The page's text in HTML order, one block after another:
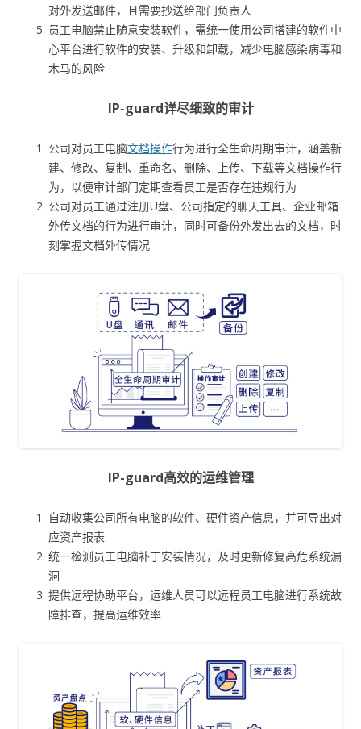
对外发送邮件，且需要抄送给部门负责人
员工电脑禁止随意安装软件，需统一使用公司搭建的软件中
心平台进行软件的安装、升级和卸载，减少电脑感染病毒和
木马的风险
IP-guard详尽细致的审计
公司对员工电脑文档操作行为进行全生命周期审计，涵盖新
建、修改、复制、重命名、删除、上传、下载等文档操作行
为，以便审计部门定期查看员工是否存在违规行为
公司对员工通过注册U盘、公司指定的聊天工具、企业邮箱
外传文档的行为进行审计，同时可备份外发出去的文档，时
刻掌握文档外传情况
IP-guard高效的运维管理
自动收集公司所有电脑的软件、硬件资产信息，并可导出对
应资产报表
统一检测员工电脑补丁安装情况，及时更新修复高危系统漏
洞
提供远程协助平台，运维人员可以远程员工电脑进行系统故
障排查，提高运维效率